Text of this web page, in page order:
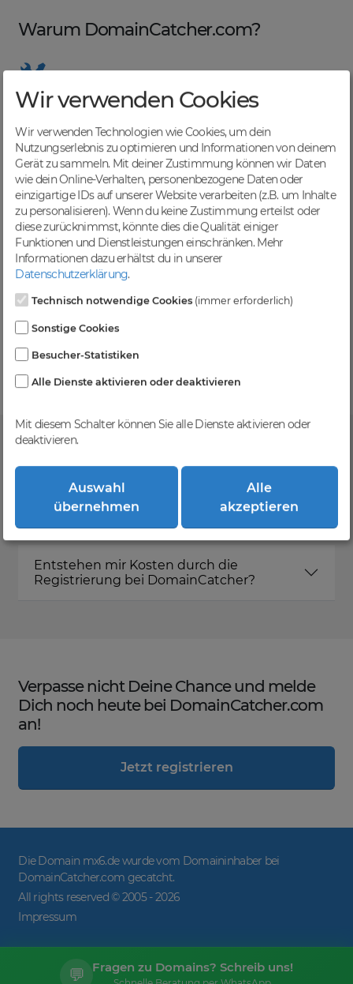
Warum DomainCatcher.com?
Nützliche Tools
Von Domainern für Domainer entwickelt, mit
übersichtlichen Listen für effizientes Management
Günstige Preise
Backorders bereits ab € 4,99. Je nach deinem Tier-
Level und zzgl. MwSt falls anwendbar
Kein Gebotsverfahren
Einfaches System - Deine Orders werden nach dem
FAQ
Was ist DomainCatcher?
Entstehen mir Kosten durch die
Registrierung bei DomainCatcher?
Verpasse nicht Deine Chance und melde
Dich noch heute bei DomainCatcher.com
an!
Jetzt registrieren
Die Domain mx6.de wurde vom Domaininhaber bei
DomainCatcher.com gecatcht.
All rights reserved © 2005 -2026
Impressum
💬 Fragen zu Domains? Schreib uns!
Wir verwenden Cookies
Wir verwenden Technologien wie Cookies, um dein
Nutzungserlebnis zu optimieren und Informationen von deinem
Gerät zu sammeln. Mit deiner Zustimmung können wir Daten
wie dein Online-Verhalten, personenbezogene Daten oder
einzigartige IDs auf unserer Website verarbeiten (z.B. um Inhalte
zu personalisieren). Wenn du keine Zustimmung erteilst oder
diese zurücknimmst, könnte dies die Qualität einiger
Funktionen und Dienstleistungen einschränken. Mehr
Informationen dazu erhältst du in unserer
Datenschutzerklärung.
Technisch notwendige Cookies (immer erforderlich)
Sonstige Cookies
Besucher-Statistiken
Alle Dienste aktivieren oder deaktivieren
Mit diesem Schalter können Sie alle Dienste aktivieren oder
deaktivieren.
Auswahl
übernehmen
Alle
akzeptieren